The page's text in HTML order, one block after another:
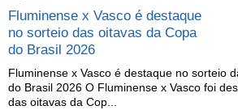
Fluminense x Vasco é destaque
no sorteio das oitavas da Copa
do Brasil 2026
Fluminense x Vasco é destaque no sorteio
do Brasil 2026 O Fluminense x Vasco foi
das oitavas da Cop...